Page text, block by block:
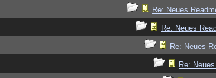
Re: Neues
Re: Neues
Re: Neues
Re: